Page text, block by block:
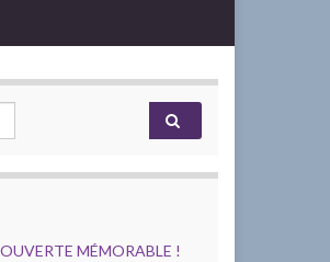
MÉMORABLE !